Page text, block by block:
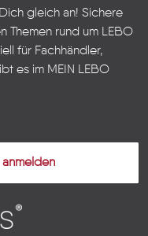
gleich an! Sichere
Themen rund um LEBO
für Fachhändler,
es im MEIN LEBO